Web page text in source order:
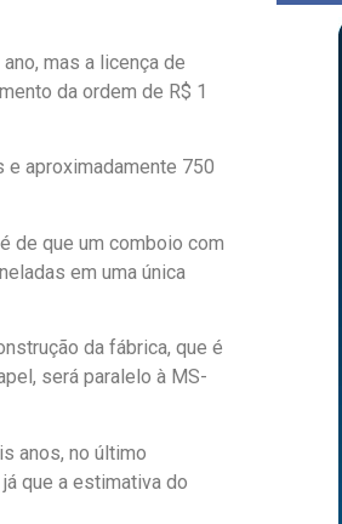
mas a licença de
da ordem de R$ 1
aproximadamente 750
de que um comboio com
em uma única
da fábrica, que é
será paralelo à MS-
anos, no último
que a estimativa do